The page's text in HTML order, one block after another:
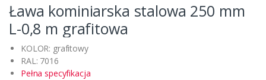
Ława kominiarska stalowa 250 mm
L-0,8 m grafitowa
KOLOR: grafitowy
RAL: 7016
Pełna specyfikacja